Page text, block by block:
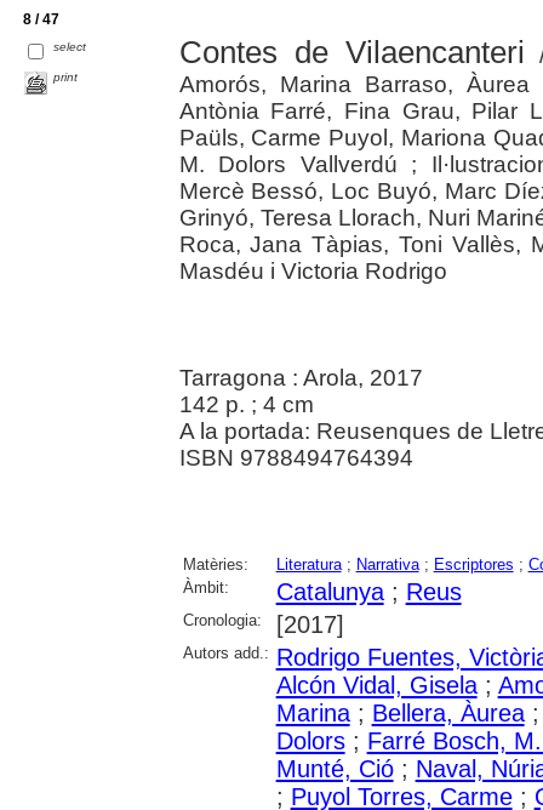
8 / 47
select
print
Contes de Vilaencanteri
Amorós, Marina Barraso,
Antònia Farré, Fina Grau, Pilar
Paüls, Carme Puyol, Mariona
M. Dolors Vallverdú ;
Mercè Bessó, Loc Buyó, Marc
Grinyó, Teresa Llorach, Nuri
Roca, Jana Tàpias, Toni Vallès,
Masdéu i Victoria Rodrigo
Tarragona : Arola, 2017
142 p. ; 4 cm
A la portada: Reusenques de
ISBN 9788494764394
Matèries: Literatura; Narrativa; Escriptores ;
Àmbit:
Catalunya; Reus
Cronologia: [2017]
Autors add.: Rodrigo Fuentes,
Alcón Vidal, Gisela;
Marina; Bellera, Àurea
Dolors; Farré Bosch,
Munté, Ció; Naval,
; Puyol Torres, Carme;